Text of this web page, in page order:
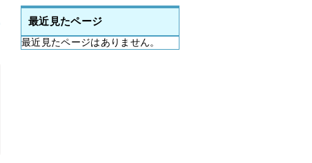
最近見たページ
最近見たページはありません。